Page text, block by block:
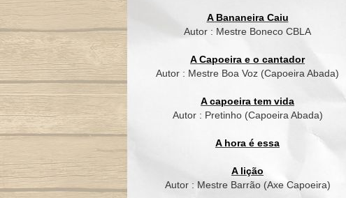
A Bananeira Caiu
Autor : Mestre Boneco CBLA
A Capoeira e o cantador
Autor : Mestre Boa Voz (Capoeira Abada)
A capoeira tem vida
Autor : Pretinho (Capoeira Abada)
A hora é essa
A lição
Autor : Mestre Barrão (Axe Capoeira)
Mais
La la é
Tá
Com
E por